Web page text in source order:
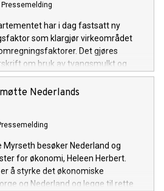
Pressemelding
har i dag fastsatt ny
som klargjør virkeområdet
Det gjøres
om bruk av tvangsmulkt og
brudd på havressurslova og
sanksjonsreglene i den nye
Nederlands
besøker Nederland og
for økonomi, Heleen Herbert.
å styrke det økonomiske
og Nederland og legge til rette